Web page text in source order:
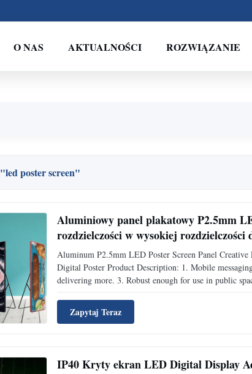
O NAS AKTUALNOŚCI ROZWIĄZANIE
"led poster screen"
Aluminiowy panel plakatowy P2.5mm
rozdzielczości w wysokiej rozdzielczości
Aluminum P2.5mm LED Poster Screen Panel
Digital Poster Product Description: 1. Mobile
delivering more. 3. Robust enough for use in public
Zapytaj Teraz
IP40 Kryty ekran LED Digital Display